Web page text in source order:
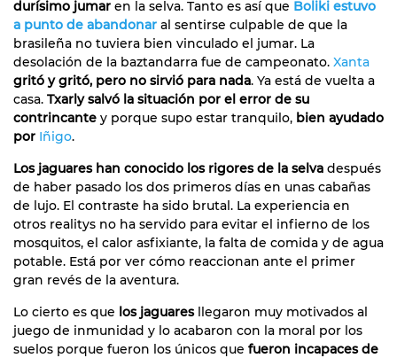
durísimo jumar en la selva. Tanto es así que Boliki estuvo
a punto de abandonar al sentirse culpable de que la
brasileña no tuviera bien vinculado el jumar. La
desolación de la baztandarra fue de campeonato. Xanta
gritó y gritó, pero no sirvió para nada. Ya está de vuelta a
casa. Txarly salvó la situación por el error de su
contrincante y porque supo estar tranquilo, bien ayudado
por Iñigo.
Los jaguares han conocido los rigores de la selva después
de haber pasado los dos primeros días en unas cabañas
de lujo. El contraste ha sido brutal. La experiencia en
otros realitys no ha servido para evitar el infierno de los
mosquitos, el calor asfixiante, la falta de comida y de agua
potable. Está por ver cómo reaccionan ante el primer
gran revés de la aventura.
Lo cierto es que los jaguaresllegaron muy motivados al
juego de inmunidad y lo acabaron con la moral por los
suelos porque fueron los únicos que fueron incapaces de